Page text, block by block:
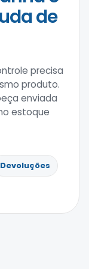
de
precisa
produto.
enviada
estoque
Devoluções